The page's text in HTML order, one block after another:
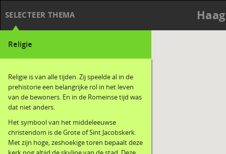
SELECTEER THEMA
Religie
Religie is van alle tijden. Zij speelde al in de
prehistorie een belangrijke rol in het leven
van de bewoners. En in de Romeinse tijd was
dat niet anders.
Het symbool van het middeleeuwse
christendom is de Grote of Sint Jacobskerk.
Met zijn hoge, zeshoekige toren bepaalt deze